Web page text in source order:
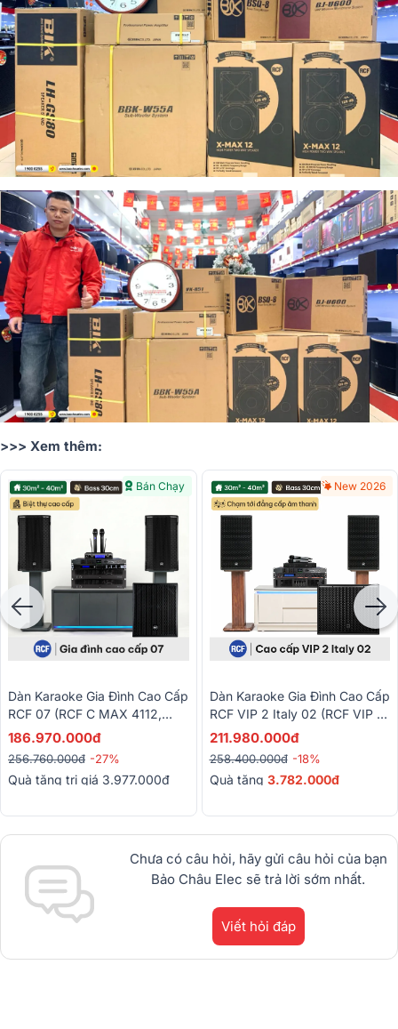
>>> Xem thêm:
Bán Chạy
Dàn Karaoke Gia Đình Cao Cấp
RCF 07 (RCF C MAX 4112,
RCF IPS 5.0K, RCF IPS 2.5K,
186.970.000đ
256.760.000đ -27%
Quà tặng trị giá 3.977.000đ
New 2026
Dàn Karaoke Gia Đình Cao Cấp
RCF VIP 2 Italy 02 (RCF VIP 2,
RCF QPS 6.0K, JBL VX9, RCF
211.980.000đ
258.400.000đ -18%
Quà tặng 3.782.000đ
Chưa có câu hỏi, hãy gửi câu hỏi của bạn
Bảo Châu Elec sẽ trả lời sớm nhất.
Viết hỏi đáp